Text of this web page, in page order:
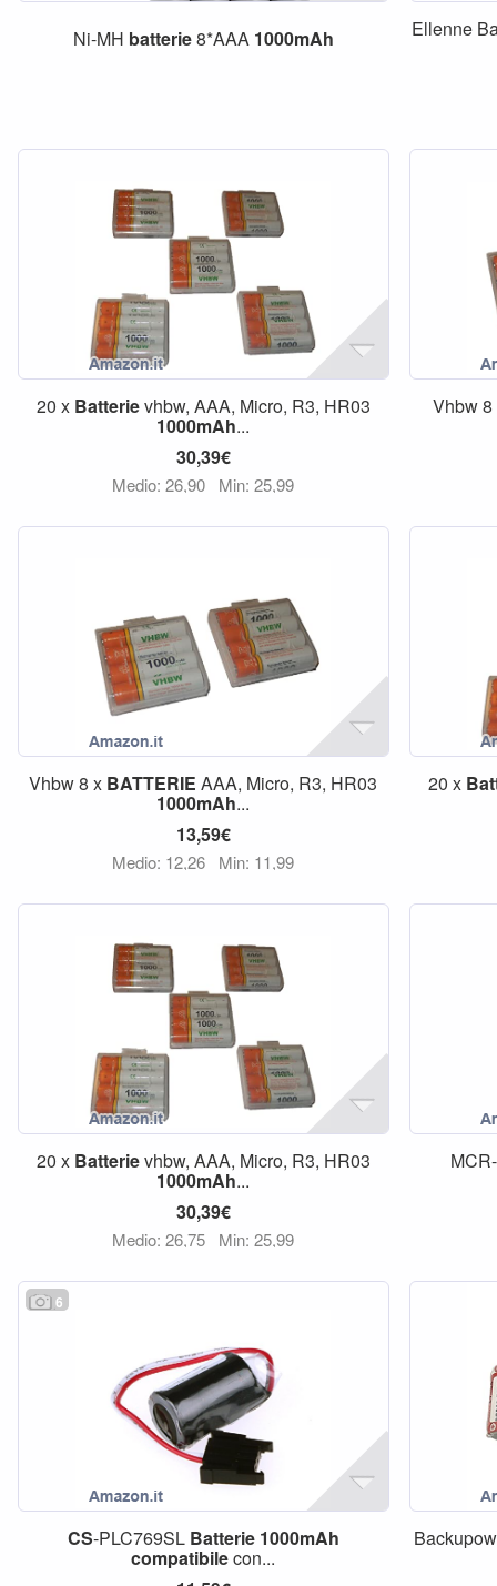
Ni-MH batterie8*AAA 1000mAh Ellenne
20 x Batterievhbw, AAA, Micro, R3, HR03
1000mAh...
30,39€
Medio: 26,90 Min: 25,99
Vhbw
Vhbw 8 x BATTERIE AAA, Micro, R3, HR03
1000mAh...
13,59€
Medio: 12,26 Min: 11,99
20 x
20 x Batterievhbw, AAA, Micro, R3, HR03
1000mAh...
30,39€
Medio: 26,75 Min: 25,99
6
CS-PLC769SL Batterie 1000mAh
compatibilecon...